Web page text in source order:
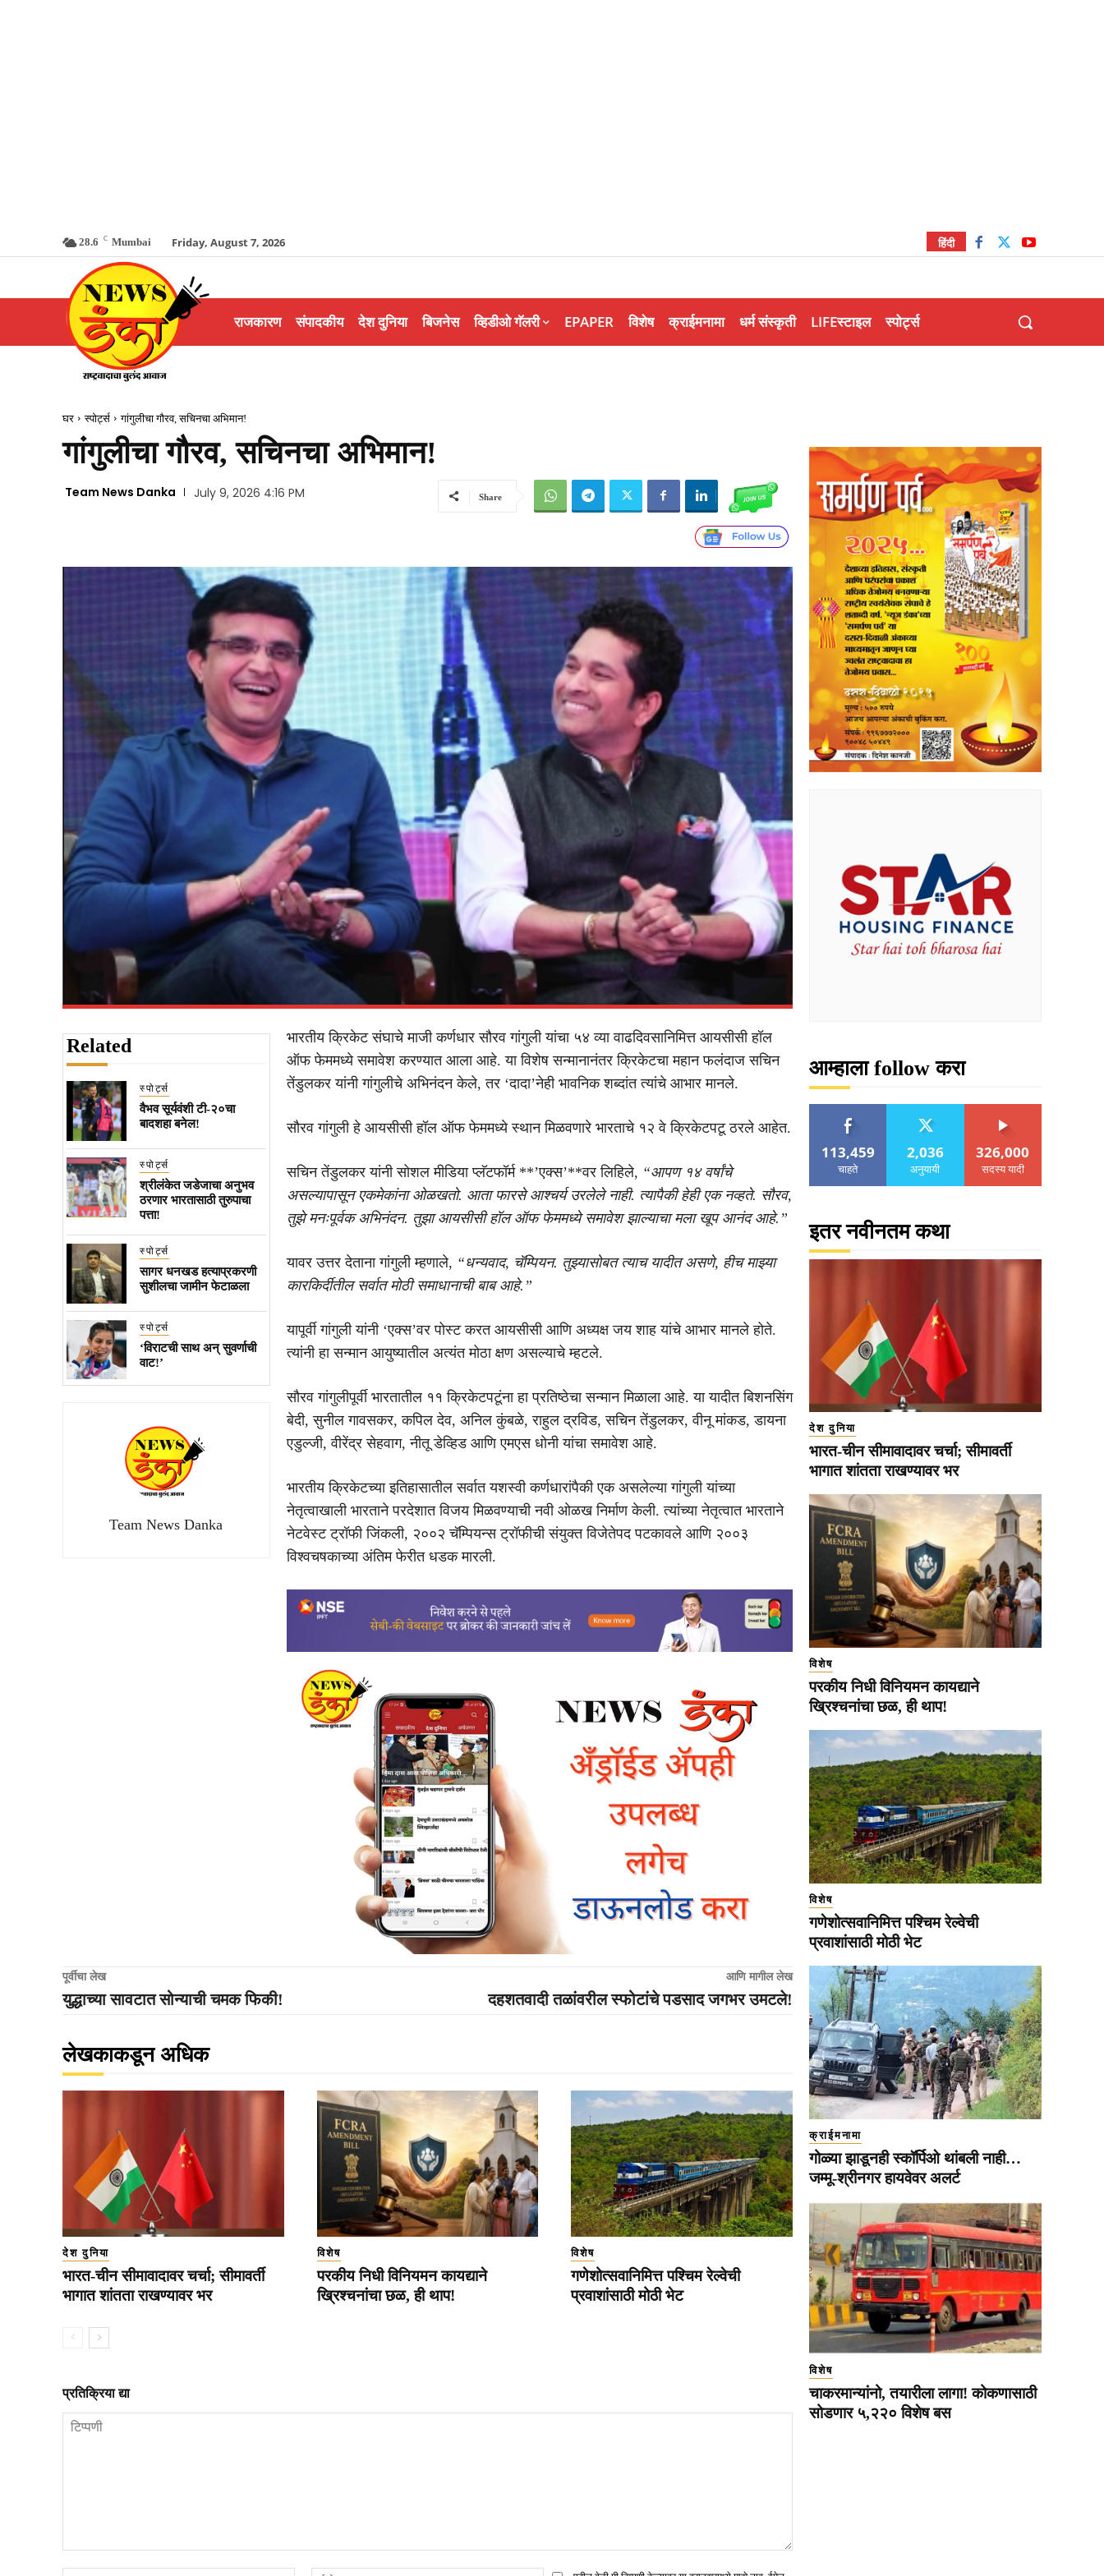
28.6 C Mumbai Friday, August 7, 2026 हिंदी
राजकारण संपादकीय देश दुनिया बिजनेस व्हिडीओ गॅलरी EPAPER विशेष क्राईमनामा धर्म संस्कृती LIFEस्टाइल स्पोर्ट्स
घर स्पोर्ट्स गांगुलीचा गौरव, सचिनचा अभिमान!
गांगुलीचा गौरव, सचिनचा अभिमान!
Team News Danka July 9, 2026 4:16 PM Share
Related
स्पोर्ट्स
वैभव सूर्यवंशी टी-२०चा
बादशहा बनेल!
स्पोर्ट्स
श्रीलंकेत जडेजाचा अनुभव
ठरणार भारतासाठी तुरुपाचा
पत्ता!
स्पोर्ट्स
सागर धनखड हत्याप्रकरणी
सुशीलचा जामीन फेटाळला
स्पोर्ट्स
‘विराटची साथ अन् सुवर्णाची
वाट!’
Team News Danka
भारतीय क्रिकेट संघाचे माजी कर्णधार सौरव गांगुली यांचा ५४ व्या वाढदिवसानिमित्त आयसीसी हॉल
ऑफ फेममध्ये समावेश करण्यात आला आहे. या विशेष सन्मानानंतर क्रिकेटचा महान फलंदाज सचिन
तेंडुलकर यांनी गांगुलीचे अभिनंदन केले, तर ‘दादा’नेही भावनिक शब्दांत त्यांचे आभार मानले.
सौरव गांगुली हे आयसीसी हॉल ऑफ फेममध्ये स्थान मिळवणारे भारताचे १२ वे क्रिकेटपटू ठरले आहेत.
सचिन तेंडुलकर यांनी सोशल मीडिया प्लॅटफॉर्म **’एक्स’**वर लिहिले, “आपण १४ वर्षांचे
असल्यापासून एकमेकांना ओळखतो. आता फारसे आश्चर्य उरलेले नाही. त्यापैकी हेही एक नव्हते. सौरव,
तुझे मनःपूर्वक अभिनंदन. तुझा आयसीसी हॉल ऑफ फेममध्ये समावेश झाल्याचा मला खूप आनंद आहे.”
यावर उत्तर देताना गांगुली म्हणाले, “धन्यवाद, चॅम्पियन. तुझ्यासोबत त्याच यादीत असणे, हीच माझ्या
कारकिर्दीतील सर्वात मोठी समाधानाची बाब आहे.”
यापूर्वी गांगुली यांनी ‘एक्स’वर पोस्ट करत आयसीसी आणि अध्यक्ष जय शाह यांचे आभार मानले होते.
त्यांनी हा सन्मान आयुष्यातील अत्यंत मोठा क्षण असल्याचे म्हटले.
सौरव गांगुलीपूर्वी भारतातील ११ क्रिकेटपटूंना हा प्रतिष्ठेचा सन्मान मिळाला आहे. या यादीत बिशनसिंग
बेदी, सुनील गावसकर, कपिल देव, अनिल कुंबळे, राहुल द्रविड, सचिन तेंडुलकर, वीनू मांकड, डायना
एडुल्जी, वीरेंद्र सेहवाग, नीतू डेव्हिड आणि एमएस धोनी यांचा समावेश आहे.
भारतीय क्रिकेटच्या इतिहासातील सर्वात यशस्वी कर्णधारांपैकी एक असलेल्या गांगुली यांच्या
नेतृत्वाखाली भारताने परदेशात विजय मिळवण्याची नवी ओळख निर्माण केली. त्यांच्या नेतृत्वात भारताने
नेटवेस्ट ट्रॉफी जिंकली, २००२ चॅम्पियन्स ट्रॉफीची संयुक्त विजेतेपद पटकावले आणि २००३
विश्वचषकाच्या अंतिम फेरीत धडक मारली.
पूर्वीचा लेख
युद्धाच्या सावटात सोन्याची चमक फिकी!
आणि मागील लेख
दहशतवादी तळांवरील स्फोटांचे पडसाद जगभर उमटले!
लेखकाकडून अधिक
देश दुनिया
भारत-चीन सीमावादावर चर्चा; सीमावर्ती
भागात शांतता राखण्यावर भर
विशेष
परकीय निधी विनियमन कायद्याने
ख्रिश्चनांचा छळ, ही थाप!
विशेष
गणेशोत्सवानिमित्त पश्चिम रेल्वेची
प्रवाशांसाठी मोठी भेट
प्रतिक्रिया द्या
आम्हाला follow करा
113,459
चाहते
2,036
अनुयायी
326,000
सदस्य यादी
इतर नवीनतम कथा
देश दुनिया
भारत-चीन सीमावादावर चर्चा; सीमावर्ती
भागात शांतता राखण्यावर भर
विशेष
परकीय निधी विनियमन कायद्याने
ख्रिश्चनांचा छळ, ही थाप!
विशेष
गणेशोत्सवानिमित्त पश्चिम रेल्वेची
प्रवाशांसाठी मोठी भेट
क्राईमनामा
गोळ्या झाडूनही स्कॉर्पिओ थांबली नाही…
जम्मू-श्रीनगर हायवेवर अलर्ट
विशेष
चाकरमान्यांनो, तयारीला लागा! कोकणासाठी
सोडणार ५,२२० विशेष बस